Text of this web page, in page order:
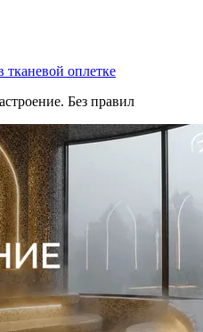
оплетке
Без правил